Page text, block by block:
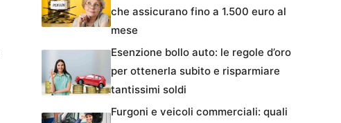
che assicurano fino a 1.500 euro al
mese
Esenzione bollo auto: le regole d’oro
per ottenerla subito e risparmiare
tantissimi soldi
Furgoni e veicoli commerciali: quali